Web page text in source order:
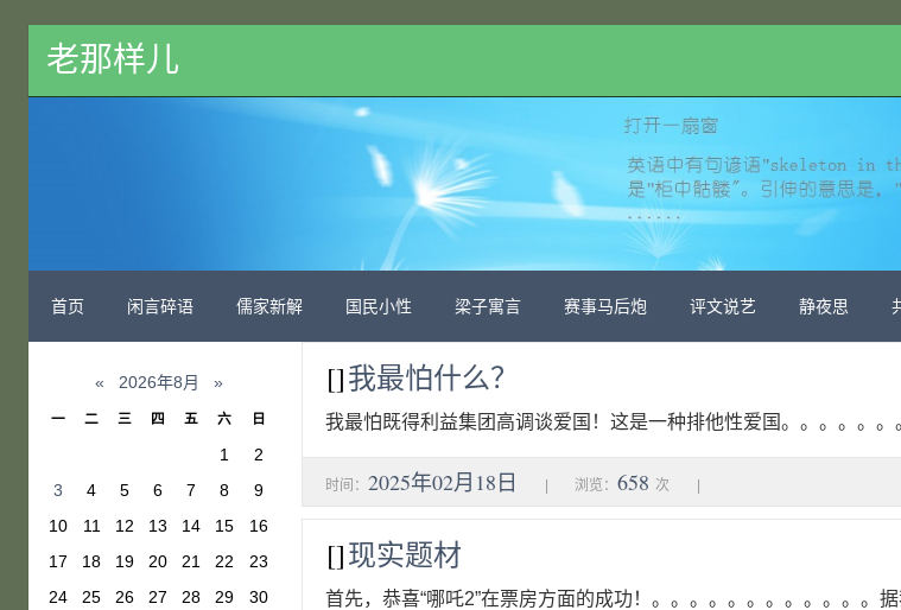
老那样儿
首页 闲言碎语 儒家新解 国民小性 梁子寓言 赛事马后炮 评文说艺 静夜思
« 2026年8月 »
一 二 三 四 五 六 日
1
2
3
4 5 6 7 8
9
10
11 12 13 14 15
16
17
18 19 20 21 22
23
24
25 26 27 28 29
30
[]我最怕什么？
我最怕既得利益集团高调谈爱国！这是一种排他性爱国。。。。。。
时间：2025年02月18日 | 浏览：658 次 |
[]现实题材
首先，恭喜“哪吒2”在票房方面的成功！。。。。。。。。。。。。